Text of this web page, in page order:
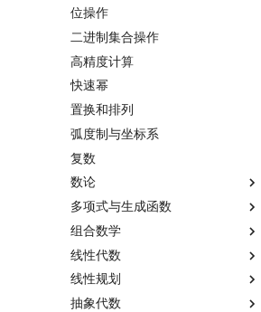
数字系统简介
进位制
平衡三进制
格雷码
位操作
二进制集合操作
高精度计算
快速幂
置换和排列
弧度制与坐标系
复数
数论
数论基础
模算术简介
素数
最大公约数
欧拉函数
多项式与生成函数
多项式与生成函数简介
代数基本定理
快速傅里叶变换
快速数论变换
组合数学
排列组合
抽屉原理
容斥原理
线性代数
线性代数简介
向量
线性规划
线性规划基础
抽象代数